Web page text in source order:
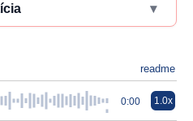
▾
readme
0:00 1.0x